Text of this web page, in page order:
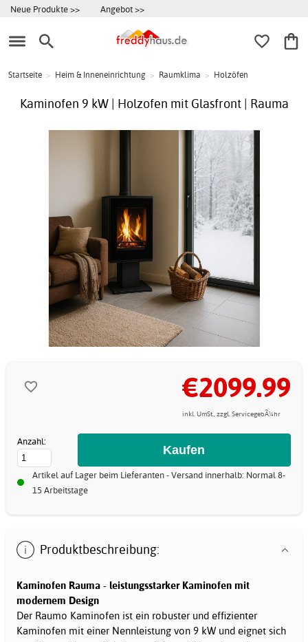
Neue Produkte >> Angebot >>
Startseite > Heim & Inneneinrichtung > Raumklima > Holzöfen
Kaminofen 9 kW | Holzofen mit Glasfront | Rauma
€2099.99
inkl. UmSt., zzgl. ServicegebÃ¼hr
Anzahl:
Artikel auf Lager beim Lieferanten - Versand innerhalb: Normal 8-
15 Arbeitstage
Produktbeschreibung:
Kaminofen Rauma - leistungsstarker Kaminofen mit
modernem Design
Der Raumo Kaminofen ist ein robuster und effizienter
Kaminofen mit einer Nennleistung von 9 kW und eignet sich